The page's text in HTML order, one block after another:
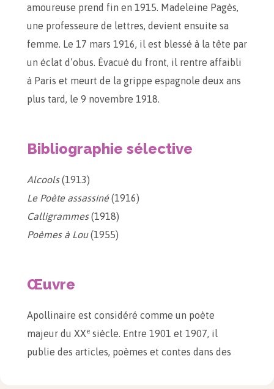
amoureuse prend fin en 1915. Madeleine Pagès,
une professeure de lettres, devient ensuite sa
femme. Le 17 mars 1916, il est blessé à la tête par
un éclat d’obus. Évacué du front, il rentre affaibli
à Paris et meurt de la grippe espagnole deux ans
plus tard, le 9 novembre 1918.
Bibliographie sélective
Alcools(1913)
Le Poète assassiné(1916)
Calligrammes(1918)
Poèmes à Lou(1955)
Œuvre
Apollinaire est considéré comme un poète
majeur du XXe siècle. Entre 1901 et 1907, il
publie des articles, poèmes et contes dans des